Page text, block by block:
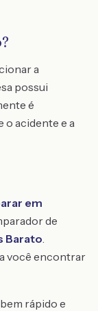
a
possui
é
acidente e a
em
de
Barato.
você encontrar
rápido e